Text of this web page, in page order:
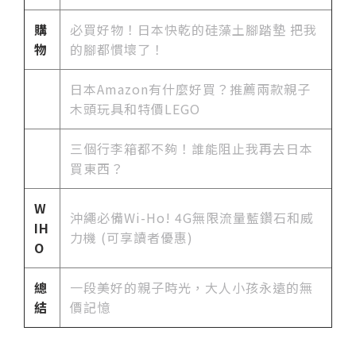
購
物
必買好物！日本快乾的硅藻土腳踏墊 把我
的腳都慣壞了！
日本Amazon有什麼好買？推薦兩款親子
木頭玩具和特價LEGO
三個行李箱都不夠！誰能阻止我再去日本
買東西？
W
IH
O
沖繩必備Wi-Ho! 4G無限流量藍鑽石和威
力機 (可享讀者優惠)
總
結
一段美好的親子時光，大人小孩永遠的無
價記憶